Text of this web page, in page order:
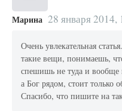
Марина 28 января 2014,
Очень увлекательная
такие вещи, понимаешь,
спешишь не туда и
а Бог рядом, стоит только
Спасибо, что пишите на